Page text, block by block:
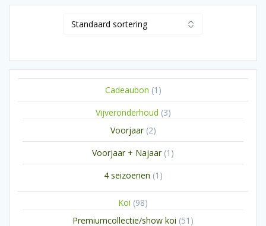
Cadeaubon 1 1
product
Vijveronderhoud 33
Voorjaar 22
producten
Voorjaar + Najaar 1 1
product
4 seizoenen 1 1
Koi 9898
producten
Premiumcollectie/show koi 51 51